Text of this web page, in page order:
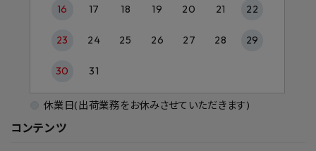
コンテンツ
16 17 18 19 20 21 22
23 24 25 26 27 28 29
30 31
休業日(出荷業務をお休みさせていただきます)